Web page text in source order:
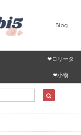
Blog
❤ロリータ
❤小物